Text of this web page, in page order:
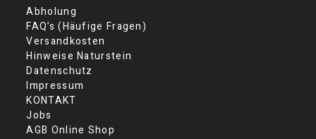
Abholung
FAQ’s (Häufige Fragen)
Versandkosten
Hinweise Naturstein
Datenschutz
Impressum
KONTAKT
Jobs
AGB Online Shop